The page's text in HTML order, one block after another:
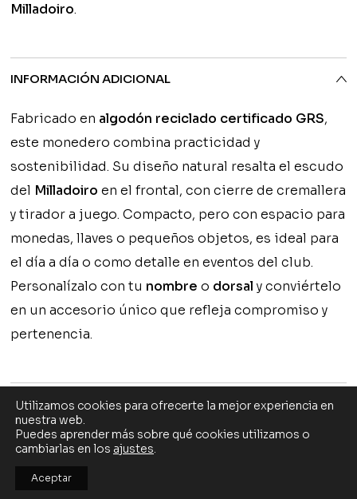
Milladoiro.
INFORMACIÓN ADICIONAL
Fabricado en algodón reciclado certificado GRS,
este monedero combina practicidad y
sostenibilidad. Su diseño natural resalta el escudo
del Milladoiro en el frontal, con cierre de cremallera
y tirador a juego. Compacto, pero con espacio para
monedas, llaves o pequeños objetos, es ideal para
el día a día o como detalle en eventos del club.
Personalízalo con tu nombre o dorsal y conviértelo
en un accesorio único que refleja compromiso y
pertenencia.
Utilizamos cookies para ofrecerte la mejor experiencia en
nuestra web.
Puedes aprender más sobre qué cookies utilizamos o
cambiarlas en los ajustes.
Aceptar